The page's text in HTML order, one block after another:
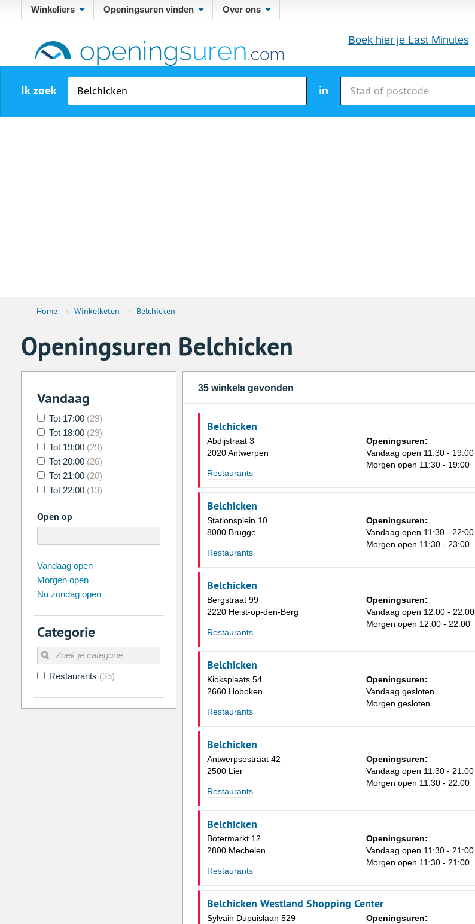
Winkeliers Openingsuren vinden Over ons
Boek hier je Last Minutes
Ik zoek in
Home › Winkelketen › Belchicken
Openingsuren Belchicken
Vandaag
Tot 17:00 (29)
Tot 18:00 (29)
Tot 19:00 (29)
Tot 20:00 (26)
Tot 21:00 (20)
Tot 22:00 (13)
Open op
Zo Ma Vr
26 27 30 31
2 3 4 6 7 8
9 10 13 14
16 17
23 24 27 28
30 31 1 3 4
Vandaag open
Morgen open
Nu zondag open
Categorie
Restaurants (35)
35 winkels gevonden
Belchicken
Abdijstraat 3
2020 Antwerpen
Restaurants
Openingsuren:
Vandaag open 11:30 - 19:00
Morgen open 11:30 - 19:00
Belchicken
Stationsplein 10
8000 Brugge
Restaurants
Openingsuren:
Vandaag open 11:30 - 22:00
Morgen open 11:30 - 23:00
Belchicken
Bergstraat 99
2220 Heist-op-den-Berg
Restaurants
Openingsuren:
Vandaag open 12:00 - 22:00
Morgen open 12:00 - 22:00
Belchicken
Kioksplaats 54
2660 Hoboken
Restaurants
Openingsuren:
Vandaag gesloten
Morgen gesloten
Belchicken
Antwerpsestraat 42
2500 Lier
Restaurants
Openingsuren:
Vandaag open 11:30 - 21:00
Morgen open 11:30 - 22:00
Belchicken
Botermarkt 12
2800 Mechelen
Restaurants
Openingsuren:
Vandaag open 11:30 - 21:00
Morgen open 11:30 - 21:00
Belchicken Westland Shopping Center
Sylvain Dupuislaan 529
Openingsuren: